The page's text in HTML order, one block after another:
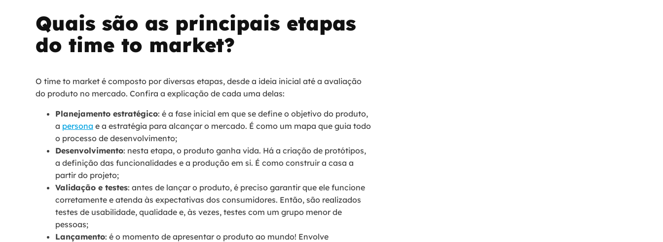
Quais são as principais etapas
do time to market?
O time to market é composto por diversas etapas, desde a ideia inicial até a avaliação
do produto no mercado. Confira a explicação de cada uma delas:
Planejamento estratégico: é a fase inicial em que se define o objetivo do produto,
a persona e a estratégia para alcançar o mercado. É como um mapa que guia todo
o processo de desenvolvimento;
Desenvolvimento: nesta etapa, o produto ganha vida. Há a criação de protótipos,
a definição das funcionalidades e a produção em si. É como construir a casa a
partir do projeto;
Validação e testes: antes de lançar o produto, é preciso garantir que ele funcione
corretamente e atenda às expectativas dos consumidores. Então, são realizados
testes de usabilidade, qualidade e, às vezes, testes com um grupo menor de
pessoas;
Lançamento: é o momento de apresentar o produto ao mundo! Envolve